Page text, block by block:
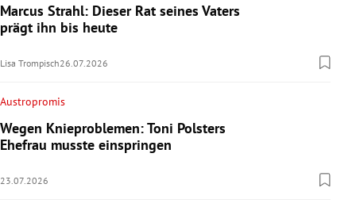
Marcus Strahl: Dieser Rat seines Vaters
prägt ihn bis heute
Lisa Trompisch26.07.2026
Austropromis
Wegen Knieproblemen: Toni Polsters
Ehefrau musste einspringen
23.07.2026